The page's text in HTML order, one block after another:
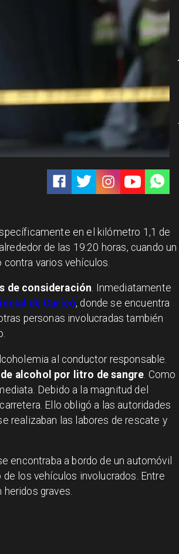
en el kilómetro 1,1 de
de las 19:20 horas, cuando un
varios vehículos.
de consideración. Inmediatamente
de Curicó, donde se encuentra
personas involucradas también
al conductor responsable.
alcohol por litro de sangre . Como
Debido a la magnitud del
Ello obligó a las autoridades
realizaban las labores de rescate y
encontraba a bordo de un automóvil
los vehículos involucrados. Entre
graves.